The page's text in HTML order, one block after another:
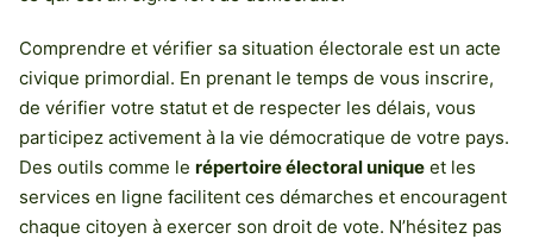
Comprendre et vérifier sa situation électorale est un acte
civique primordial. En prenant le temps de vous inscrire,
de vérifier votre statut et de respecter les délais, vous
participez activement à la vie démocratique de votre pays.
Des outils comme le répertoire électoral unique et les
services en ligne facilitent ces démarches et encouragent
chaque citoyen à exercer son droit de vote. N’hésitez pas